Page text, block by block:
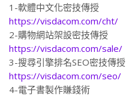
1-軟體中文化密技傳授
https://visdacom.com/cht/
2-購物網站架設密技傳授
https://visdacom.com/sale/
3-搜尋引擎排名SEO密技傳授
https://visdacom.com/seo/
4-電子書製作賺錢術